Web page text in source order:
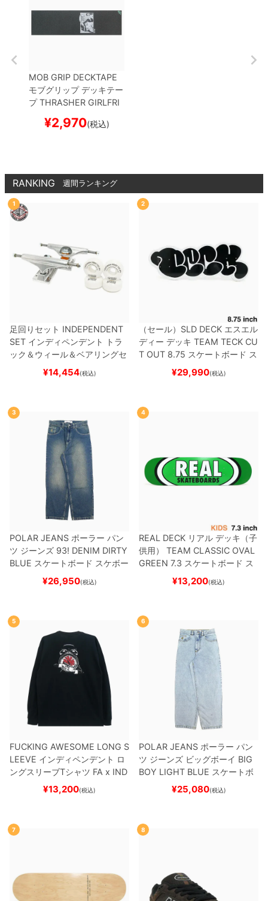
MOB GRIP DECKTAPE
モブグリップデッキテー
プTHRASHER GIRLFRI
スケートボード スケボー
¥2,970(税込)
RANKING 週間ランキング
1
足回りセット INDEPENDENT
SET インディペンデント
トラ
ック＆ウィール＆ベアリングセ
（トリック用）
ード スケボー
¥14,454(税込)
2
（セール） SLD DECK エスエル
ディー デッキ TEAM TECK CU
T OUT 8.75 スケートボード ス
¥29,990(税込)
3
POLAR JEANS ポーラー パン
ツ ジーンズ 93! DENIM DIRTY
BLUE スケートボード スケボー
¥26,950(税込)
4
REAL DECK リアル デッキ（子
供用）
TEAM CLASSIC OVAL
GREEN 7.3 スケートボード ス
¥13,200(税込)
5
FUCKING AWESOME LONG S
LEEVE インディペンデント ロ
ングスリーブTシャツ FA x IND
EPENDENTHOSTAGE
スケートボード スケボー
¥13,200(税込)
6
POLAR JEANS ポーラー パン
ツ ジーンズ ビッグボーイ BIG
BOY LIGHT BLUE スケートボ
ード スケボー
¥25,080(税込)
7 8